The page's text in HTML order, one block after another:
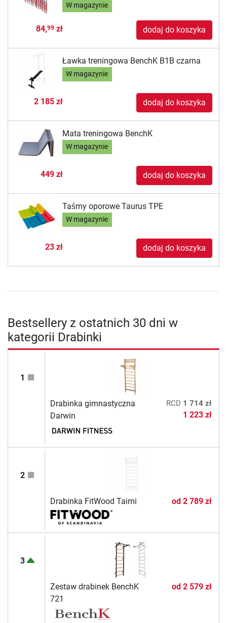
W magazynie
84,99zł dodaj do koszyka
Ławka treningowa BenchK B1B czarna
W magazynie
2 185 zł dodaj do koszyka
Mata treningowa BenchK
W magazynie
449 zł dodaj do koszyka
Taśmy oporowe Taurus TPE
W magazynie
23 zł dodaj do koszyka
Bestsellery z ostatnich 30 dni w
kategorii Drabinki
1
Drabinka gimnastyczna
Darwin
RCD 1 714 zł
1 223 zł
2
Drabinka FitWood Taimi od 2 789 zł
3
Zestaw drabinek BenchK
721
od 2 579 zł